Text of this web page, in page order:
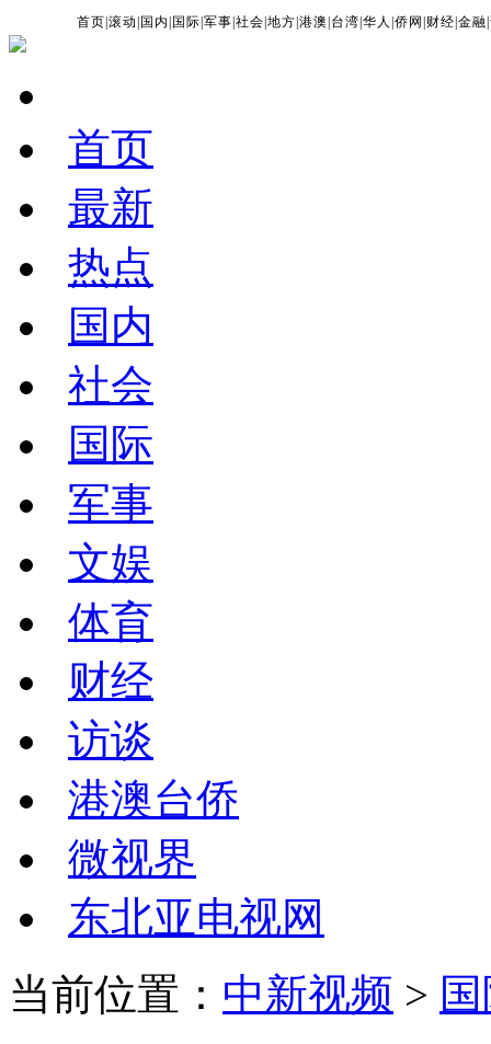
首页 |滚动 国内 国际 |军事 |社会 |地方 |港澳 台湾 |华人 |侨网 财经 |金融 |
首页
最新
热点
国内
社会
国际
军事
文娱
体育
财经
访谈
港澳台侨
微视界
东北亚电视网
当前位置： 中新视频 >